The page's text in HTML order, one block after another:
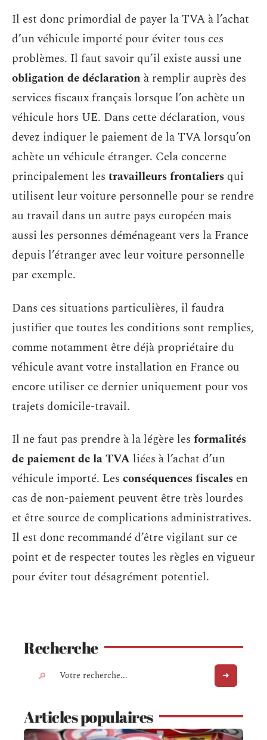
Il est donc primordial de payer la TVA à l’achat
d’un véhicule importé pour éviter tous ces
problèmes. Il faut savoir qu’il existe aussi une
obligation de déclaration à remplir auprès des
services fiscaux français lorsque l’on achète un
véhicule hors UE. Dans cette déclaration, vous
devez indiquer le paiement de la TVA lorsqu’on
achète un véhicule étranger. Cela concerne
principalement les travailleurs frontaliers qui
utilisent leur voiture personnelle pour se rendre
au travail dans un autre pays européen mais
aussi les personnes déménageant vers la France
depuis l’étranger avec leur voiture personnelle
par exemple.
Dans ces situations particulières, il faudra
justifier que toutes les conditions sont remplies,
comme notamment être déjà propriétaire du
véhicule avant votre installation en France ou
encore utiliser ce dernier uniquement pour vos
trajets domicile-travail.
Il ne faut pas prendre à la légère les formalités
de paiement de la TVA liées à l’achat d’un
véhicule importé. Les conséquences fiscales en
cas de non-paiement peuvent être très lourdes
et être source de complications administratives.
Il est donc recommandé d’être vigilant sur ce
point et de respecter toutes les règles en vigueur
pour éviter tout désagrément potentiel.
Recherche
Articles populaires